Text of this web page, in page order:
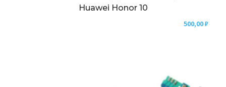
Huawei Honor 10
500,00₽